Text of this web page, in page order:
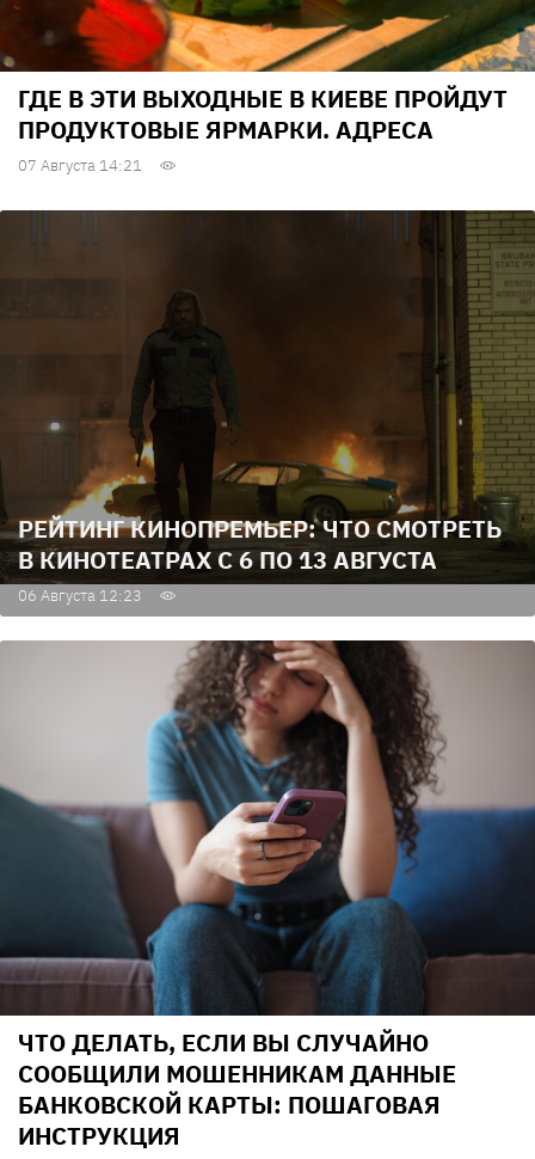
ГДЕ В ЭТИ ВЫХОДНЫЕ В КИЕВЕ ПРОЙДУТ
ПРОДУКТОВЫЕ ЯРМАРКИ. АДРЕСА
07 Августа 14:21
РЕЙТИНГ КИНОПРЕМЬЕР: ЧТО СМОТРЕТЬ
В КИНОТЕАТРАХ С 6 ПО 13 АВГУСТА
06 Августа 12:23
ЧТО ДЕЛАТЬ, ЕСЛИ ВЫ СЛУЧАЙНО
СООБЩИЛИ МОШЕННИКАМ ДАННЫЕ
БАНКОВСКОЙ КАРТЫ: ПОШАГОВАЯ
ИНСТРУКЦИЯ